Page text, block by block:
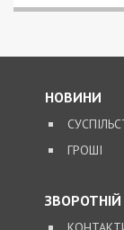
НОВИНИ
ГРОШІ
ЗВОРОТНІЙ